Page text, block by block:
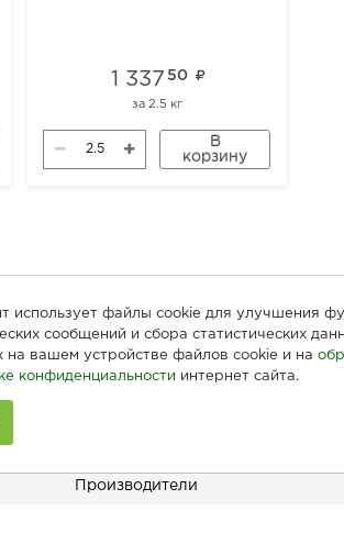
1 337 50
за 2.5 кг
В
корзину
Производители
использует файлы cookie для улучшения
сообщений и сбора статистических
на вашем устройстве файлов cookie и на
конфиденциальности интернет сайта.